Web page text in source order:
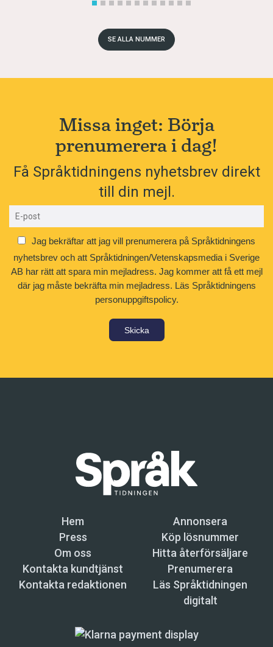
SE ALLA NUMMER
Missa inget: Börja
prenumerera i dag!
Få Språktidningens nyhetsbrev direkt
till din mejl.
Jag bekräftar att jag vill prenumerera på Språktidningens
nyhetsbrev och att Språktidningen/Vetenskapsmedia i Sverige
AB har rätt att spara min mejladress. Jag kommer att få ett mejl
där jag måste bekräfta min mejladress. Läs Språktidningens
personuppgiftspolicy.
Skicka
Hem
Annonsera
Press
Köp lösnummer
Om oss
Hitta återförsäljare
Kontakta kundtjänst
Prenumerera
Kontakta redaktionen
Läs Språktidningen
digitalt